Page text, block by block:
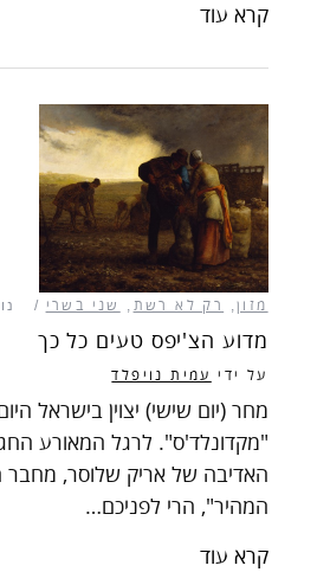
קרא עוד
מזון, רק לא רשת , שני בשרי
מדוע הצ'יפס טעים כל כך
על ידי עמית נויפלד
מחר (יום שישי) יצוין בישראל
"מקדונלד'ס". לרגל המאורע
האדיבה של אריק שלוסר, מחבר
המהיר", הרי לפניכם…
קרא עוד